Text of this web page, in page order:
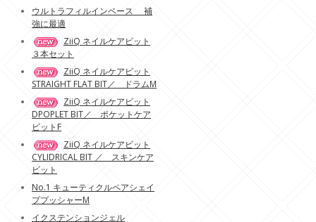
ウルトラフィルインベース 補
強に最適
ZiiQ ネイルケアビット
３本セット
ZiiQ ネイルケアビット
STRAIGHT FLAT BIT／ ドラムM
ZiiQ ネイルケアビット
DPOPLET BIT／ ポケットケア
ビットF
ZiiQ ネイルケアビット
CYLIDRICAL BIT ／ スキンケア
ビット
No.1 キューティクルペアシェイ
ププッシャーM
イクステンションジェル